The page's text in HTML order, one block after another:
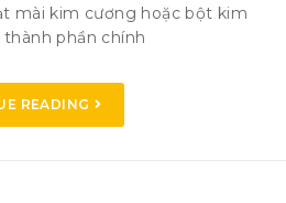
mài kim cương hoặc bột kim
phần chính
READING